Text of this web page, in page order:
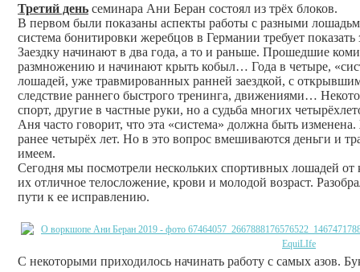
Третий день семинара Ани Беран состоял из трёх блоков.
В первом были показаны аспекты работы с разными
система бонитировки жеребцов в Германии требует
Заездку начинают в два года, а то и раньше. Прошедшие
размножению и начинают крыть кобыл… Года в четыре,
лошадей, уже травмированных ранней заездкой, с
следствие раннего быстрого тренинга, движениями…
спорт, другие в частные руки, но а судьба многих
Аня часто говорит, что эта «система» должна быть
ранее четырёх лет. Но в это вопрос вмешиваются деньги и
имеем.
Сегодня мы посмотрели нескольких спортивных лошадей от
их отличное телосложение, крови и молодой возраст.
пути к ее исправлению.
С некоторыми приходилось начинать работу с самых азов.